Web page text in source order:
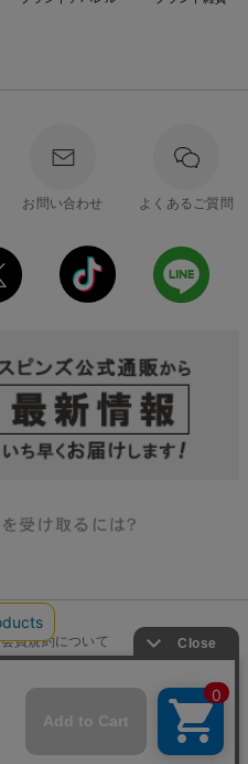
お問い合わせ よくあるご質問
会員規約について
古物商許可申請番号一覧